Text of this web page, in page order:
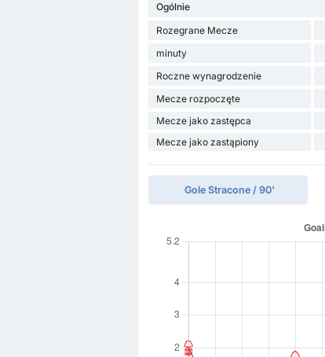
Ogólnie
Rozegrane Mecze
minuty
Roczne wynagrodzenie
Mecze rozpoczęte
Mecze jako zastępca
Mecze jako zastąpiony
Gole Stracone / 90'